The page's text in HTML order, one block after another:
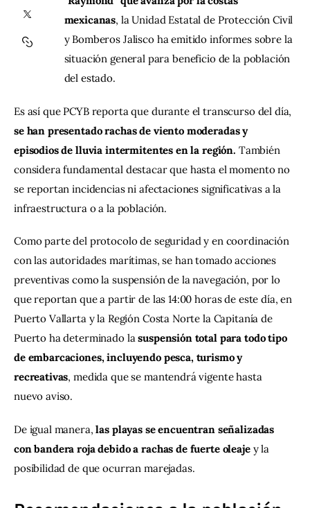
Contacto
mexicanas, la Unidad Estatal de Protección Civil
y Bomberos Jalisco ha emitido informes sobre la
situación general para beneficio de la población
del estado.
Es así que PCYB reporta que durante el transcurso del día,
se han presentado rachas de viento moderadas y
episodios de lluvia intermitentes en la región. También
considera fundamental destacar que hasta el momento no
se reportan incidencias ni afectaciones significativas a la
infraestructura o a la población.
Como parte del protocolo de seguridad y en coordinación
con las autoridades marítimas, se han tomado acciones
preventivas como la suspensión de la navegación, por lo
que reportan que a partir de las 14:00 horas de este día, en
Puerto Vallarta y la Región Costa Norte la Capitanía de
Puerto ha determinado la suspensión total para todo tipo
de embarcaciones, incluyendo pesca, turismo y
recreativas, medida que se mantendrá vigente hasta
nuevo aviso.
De igual manera, las playas se encuentran señalizadas
con bandera roja debido a rachas de fuerte oleaje y la
posibilidad de que ocurran marejadas.